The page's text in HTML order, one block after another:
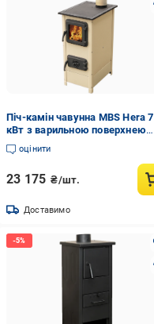
Піч-камін чавунна MBS Hera 7
кВт з варильною поверхнею
Бежевий (8057847)
оцінити
23 175 ₴/шт.
Доставимо